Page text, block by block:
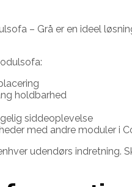
– Grå er en ideel
holdbarhed
siddeoplevelse
med andre moduler i
udendørs